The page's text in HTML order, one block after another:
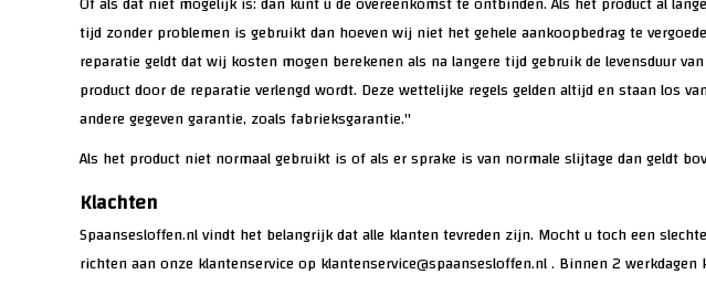
tijd zonder problemen is gebruikt dan hoeven wij niet het gehele aankoopbedrag te
reparatie geldt dat wij kosten mogen berekenen als na langere tijd gebruik de levensduur
product door de reparatie verlengd wordt. Deze wettelijke regels gelden altijd en staan los
andere gegeven garantie, zoals fabrieksgarantie."
Als het product niet normaal gebruikt is of als er sprake is van normale slijtage dan geldt
Klachten
Spaansesloffen.nl vindt het belangrijk dat alle klanten tevreden zijn. Mocht u toch een
richten aan onze klantenservice opklantenservice@spaansesloffen.nl. Binnen 2